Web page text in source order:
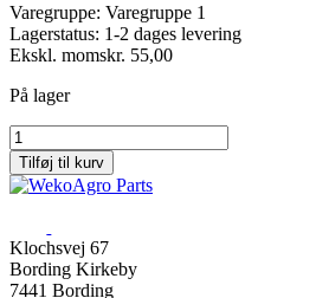
Varegruppe: Varegruppe 1
Lagerstatus: 1-2 dages levering
Ekskl. momskr. 55,00
På lager
Smedemuffe
2
1/2"
Galvaniseret
Tilføj til kurv
Klochsvej 67
Bording Kirkeby
7441 Bording